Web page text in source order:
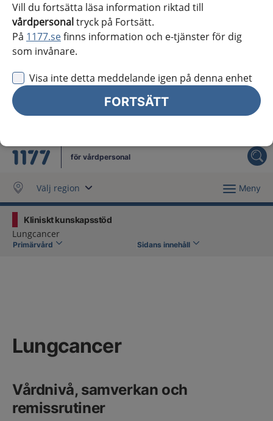
Vill du fortsätta läsa information riktad till
vårdpersonaltryck på Fortsätt.
På 1177.sefinns information och e-tjänster för dig
som invånare.
Visa inte detta meddelande igen på denna enhet
FORTSÄTT
Östergötland
Jag vill inte se någon regional information
och viktig information som gäller just din region.
Stäng regionsväljaren
Stäng
för vårdpersonal
Välj region Meny
Kliniskt kunskapsstöd
Lungcancer
Primärvård Sidans innehåll
Lungcancer
Vårdnivå, samverkan och
remissrutiner